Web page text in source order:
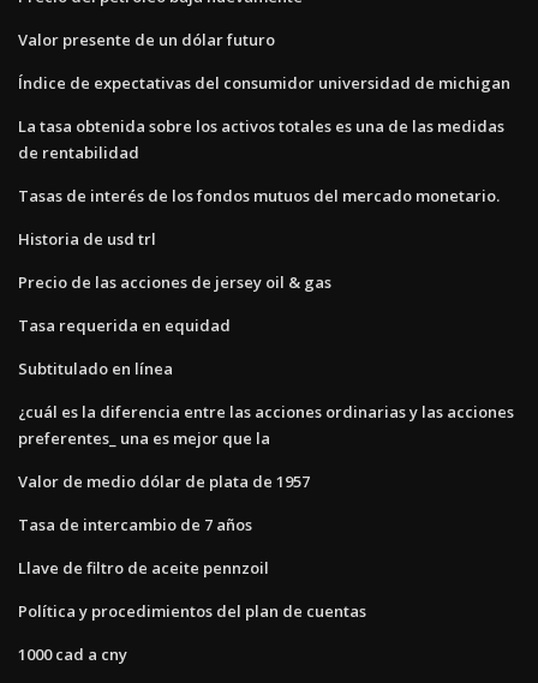
Valor presente de un dólar futuro
Índice de expectativas del consumidor universidad de michigan
La tasa obtenida sobre los activos totales es una de las medidas
de rentabilidad
Tasas de interés de los fondos mutuos del mercado monetario.
Historia de usd trl
Precio de las acciones de jersey oil & gas
Tasa requerida en equidad
Subtitulado en línea
¿cuál es la diferencia entre las acciones ordinarias y las acciones
preferentes_ una es mejor que la
Valor de medio dólar de plata de 1957
Tasa de intercambio de 7 años
Llave de filtro de aceite pennzoil
Política y procedimientos del plan de cuentas
1000 cad a cny